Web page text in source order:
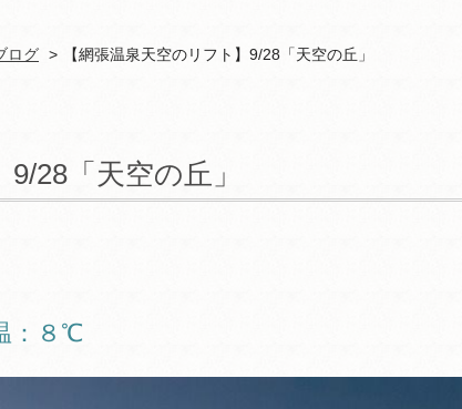
ログ 【網張温泉天空のリフト】9/28「天空の丘」
28「天空の丘」
：８℃